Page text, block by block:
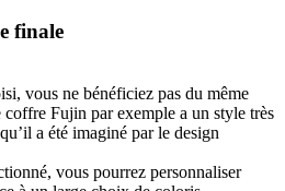
finale
vous ne bénéficiez pas du même
coffre Fujin par exemple a un style très
a été imaginé par le design
vous pourrez personnaliser